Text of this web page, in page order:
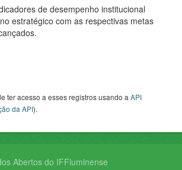
de desempenho institucional
estratégico com as respectivas metas
ter acesso a esses registros usando aAPI
da API).
Abertos do IFFluminense